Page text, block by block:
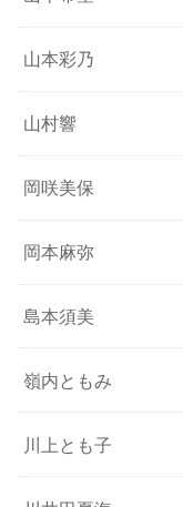
山本彩乃
山村響
岡咲美保
岡本麻弥
島本須美
嶺内ともみ
川上とも子